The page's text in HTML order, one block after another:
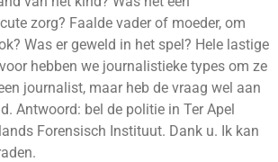
zorg? Faalde vader of moeder, om
Was er geweld in het spel? Hele lastige
hebben we journalistieke types om ze
journalist, maar heb de vraag wel aan
Antwoord: bel de politie in Ter Apel
Forensisch Instituut. Dank u. Ik kan